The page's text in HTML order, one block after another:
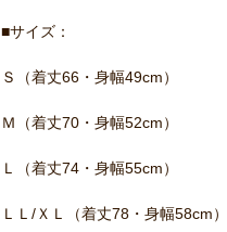
■サイズ：
Ｓ（着丈66・身幅49cm）
Ｍ（着丈70・身幅52cm）
Ｌ（着丈74・身幅55cm）
ＬＬ/ＸＬ（着丈78・身幅58cm）